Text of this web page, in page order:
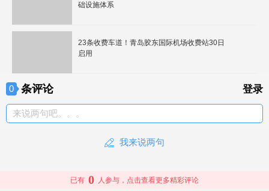
础设施体系
23条收费车道！青岛胶东国际机场收费站30日
启用
0 条评论 登录
来说两句吧。。。
我来说两句
已有 0 人参与，点击查看更多精彩评论